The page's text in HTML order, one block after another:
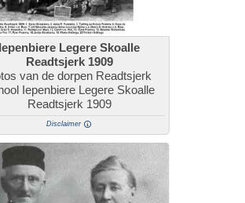
Iepenbiere Legere Skoalle
Readtsjerk 1909
van de dorpen Readtsjerk
Iepenbiere Legere Skoalle
Readtsjerk 1909
Disclaimer